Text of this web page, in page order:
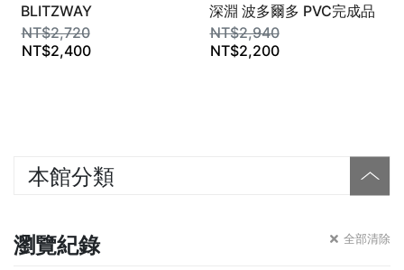
本館分類
瀏覽紀錄 全部清除
BLITZWAY
NT$2,720
NT$2,400
深淵 波多爾多 PVC完成品
GSC
NT$2,940
NT$2,200